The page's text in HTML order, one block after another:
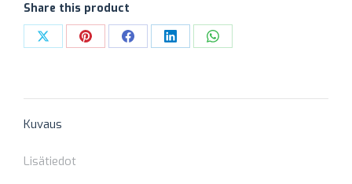
määrä
Share this product
Share Share Share Share Share
Kuvaus
Lisätiedot